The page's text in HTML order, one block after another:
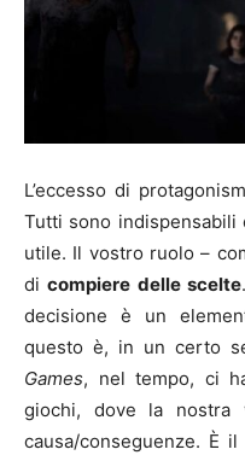
L’eccesso di
Tutti sono indispensabili
utile. Il vostro ruolo –
dicompiere delle scelte
decisione è un
questo è, in un certo
Games, nel tempo, ci
giochi, dove la
causa/conseguenze. È